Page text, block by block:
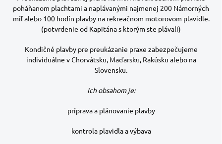
poháňanom plachtami a naplávanými najmenej 200 Námorných
míľ alebo 100 hodín plavby na rekreačnom motorovom plavidle.
(potvrdenie od Kapitána s ktorým ste plávali)
Kondičné plavby pre preukázanie praxe zabezpečujeme
individuálne v Chorvátsku, Maďarsku, Rakúsku alebo na
Slovensku.
Ich obsahom je:
príprava a plánovanie plavby
kontrola plavidla a výbava